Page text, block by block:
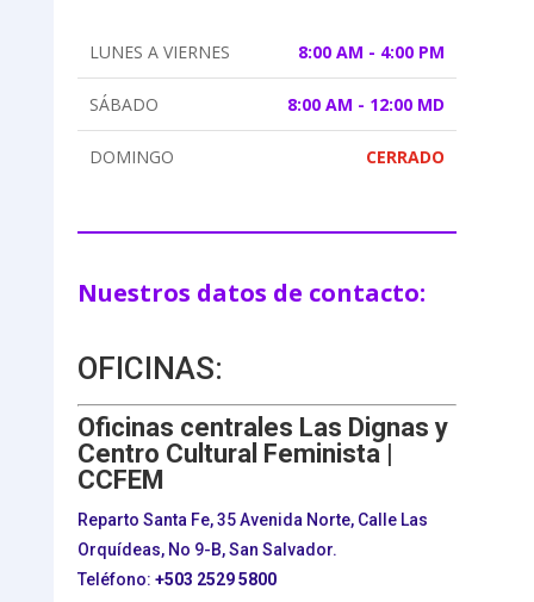
LUNES A VIERNES 8:00 AM - 4:00 PM
SÁBADO 8:00 AM - 12:00 MD
DOMINGO CERRADO
Nuestros datos de contacto:
OFICINAS:
Oficinas centrales Las Dignas y
Centro Cultural Feminista |
CCFEM
Reparto Santa Fe, 35 Avenida Norte, Calle Las
Orquídeas, No 9-B, San Salvador.
Teléfono: +503 2529 5800